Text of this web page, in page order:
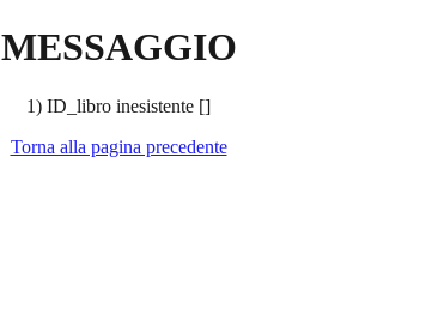
MESSAGGIO
1) ID_libro inesistente []
Torna alla pagina precedente